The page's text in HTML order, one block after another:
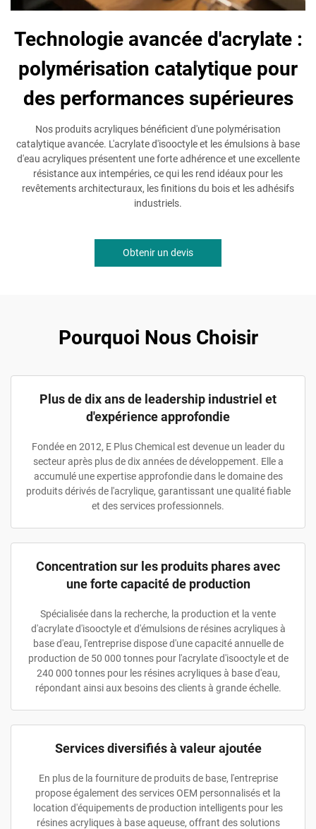
Technologie avancée d'acrylate :
polymérisation catalytique pour
des performances supérieures
Nos produits acryliques bénéficient d'une polymérisation
catalytique avancée. L'acrylate d'isooctyle et les émulsions à base
d'eau acryliques présentent une forte adhérence et une excellente
résistance aux intempéries, ce qui les rend idéaux pour les
revêtements architecturaux, les finitions du bois et les adhésifs
industriels.
Obtenir un devis
Pourquoi Nous Choisir
Plus de dix ans de leadership industriel et
d'expérience approfondie
Fondée en 2012, E Plus Chemical est devenue un leader du
secteur après plus de dix années de développement. Elle a
accumulé une expertise approfondie dans le domaine des
produits dérivés de l'acrylique, garantissant une qualité fiable
et des services professionnels.
Concentration sur les produits phares avec
une forte capacité de production
Spécialisée dans la recherche, la production et la vente
d'acrylate d'isooctyle et d'émulsions de résines acryliques à
base d'eau, l'entreprise dispose d'une capacité annuelle de
production de 50 000 tonnes pour l'acrylate d'isooctyle et de
240 000 tonnes pour les résines acryliques à base d'eau,
répondant ainsi aux besoins des clients à grande échelle.
Services diversifiés à valeur ajoutée
En plus de la fourniture de produits de base, l'entreprise
propose également des services OEM personnalisés et la
location d'équipements de production intelligents pour les
résines acryliques à base aqueuse, offrant des solutions